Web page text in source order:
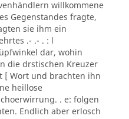
willkommene
Gegenstandes fragte,
sie ihm ein
.- .- . : l
dar, wohin
die drstischen Kreuzer
[ Wort und brachten ihn
heillose
. e: folgen
Endlich aber erlosch